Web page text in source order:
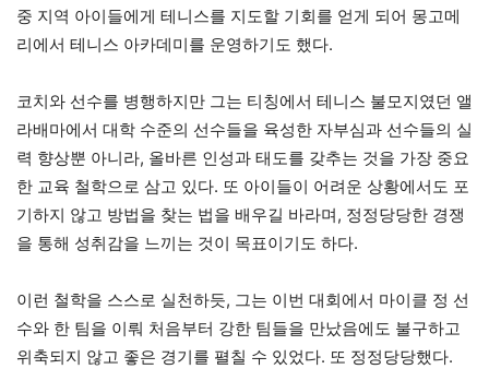
중 지역 아이들에게 테니스를 지도할 기회를 얻게 되어 몽고메
리에서 테니스 아카데미를 운영하기도 했다.
코치와 선수를 병행하지만 그는 티칭에서 테니스 불모지였던 앨
라배마에서 대학 수준의 선수들을 육성한 자부심과 선수들의 실
력 향상뿐 아니라, 올바른 인성과 태도를 갖추는 것을 가장 중요
한 교육 철학으로 삼고 있다. 또 아이들이 어려운 상황에서도 포
기하지 않고 방법을 찾는 법을 배우길 바라며, 정정당당한 경쟁
을 통해 성취감을 느끼는 것이 목표이기도 하다.
이런 철학을 스스로 실천하듯, 그는 이번 대회에서 마이클 정 선
수와 한 팀을 이뤄 처음부터 강한 팀들을 만났음에도 불구하고
위축되지 않고 좋은 경기를 펼칠 수 있었다. 또 정정당당했다.